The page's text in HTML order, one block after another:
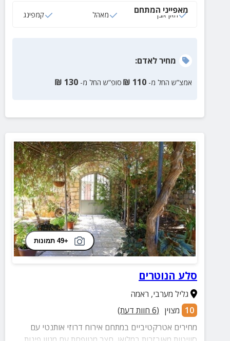
מאפייני המתחם
חאן אבן מאהל קמפינג
מחירלאדם:
אמצ”ש החל מ- 110
₪ סופ”ש החל מ- 130
₪
+49 תמונות
סלע הנוטרים
גליל מערבי, ראמה
10 מצוין (
6 חוות דעת)
מחירים אטרקטיביים במתחם אירוח דרוזי אותנטי עם